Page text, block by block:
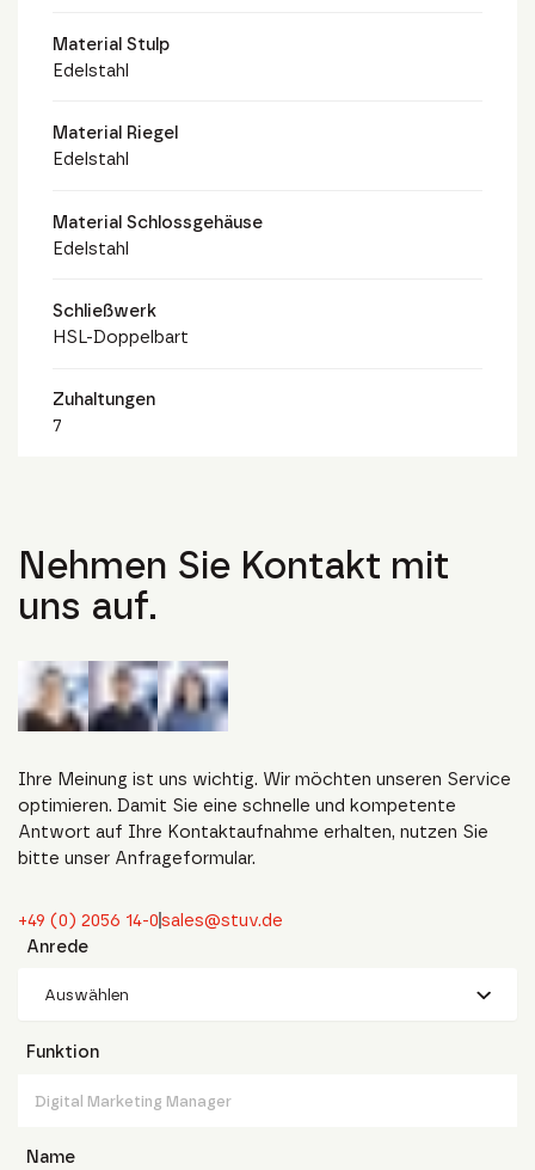
Material Stulp
Edelstahl
Material Riegel
Edelstahl
Material Schlossgehäuse
Edelstahl
Schließwerk
HSL-Doppelbart
Zuhaltungen
7
Nehmen Sie Kontakt mit
uns auf.
Ihre Meinung ist uns wichtig. Wir möchten unseren Service
optimieren. Damit Sie eine schnelle und kompetente
Antwort auf Ihre Kontaktaufnahme erhalten, nutzen Sie
bitte unser Anfrageformular.
+49 (0) 2056 14-0sales@stuv.de
Anrede
Auswählen
Funktion
Name